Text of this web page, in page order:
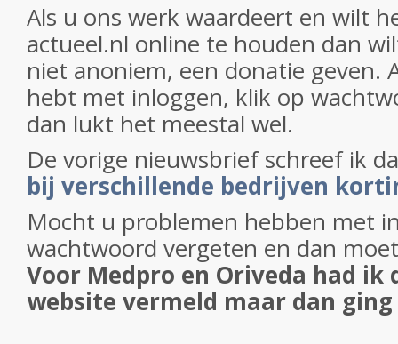
Als u ons werk waardeert en wilt
actueel.nl online te houden dan
niet anoniem, een donatie geven.
hebt met inloggen, klik op
dan lukt het meestal wel.
De vorige nieuwsbrief schreef ik
bij verschillende bedrijven
Mocht u problemen hebben met
wachtwoord vergeten en dan
Voor Medpro en Oriveda had ik
website vermeld maar dan